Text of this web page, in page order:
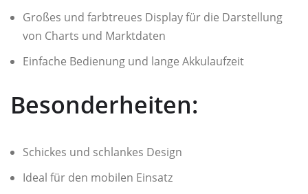
Großes und farbtreues Display für die Darstellung
von Charts und Marktdaten
Einfache Bedienung und lange Akkulaufzeit
Besonderheiten:
Schickes und schlankes Design
Ideal für den mobilen Einsatz